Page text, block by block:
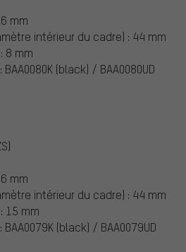
mm
intérieur du cadre) : 44 mm
8 mm
(black) / BAA0080UD
mm
intérieur du cadre) : 44 mm
15 mm
(black) / BAA0079UD